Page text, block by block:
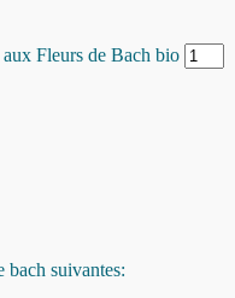
Fleurs de Bach bio
bach suivantes: